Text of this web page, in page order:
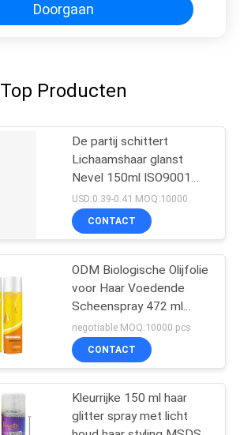
Doorgaan
Top Producten
De partij schittert
Lichaamshaar glanst
Nevel 150ml ISO9001
SEDEX
USD:0.39-0.41 MOQ:10000
CONTACT
ODM Biologische Olijfolie
voor Haar Voedende
Scheenspray 472 ml
Frizz Control
negotiable MOQ:10000 pcs
CONTACT
Kleurrijke 150 ml haar
glitter spray met licht